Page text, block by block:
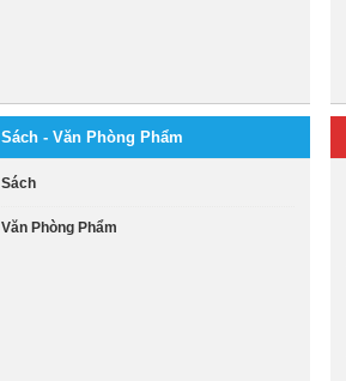
Sách - Văn Phòng Phẩm
Sách
Văn Phòng Phẩm